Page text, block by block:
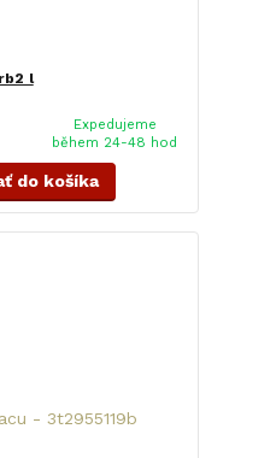
l
Expedujeme
během 24-48 hod
do košíka